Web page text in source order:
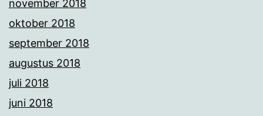
november 2018
oktober 2018
september 2018
augustus 2018
juli 2018
juni 2018